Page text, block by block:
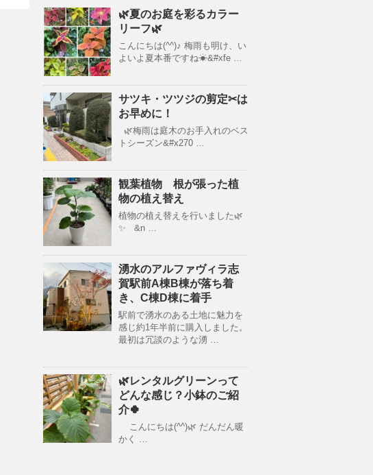
🌿夏のお庭を彩るカラー
リーフ🌿
こんにちは(^^)♪ 梅雨も明け、い
よいよ夏本番ですね☀&#xfe …
サツキ・ツツジの剪定✂は
お早めに！
🌿梅雨は庭木のお手入れのベス
トシーズン&#x270 …
観葉植物 根が張った植
物の植え替え
植物の植え替えを行いました🌿
✨ &n …
湧水のアルファヴィラ志
賀駅前A棟B棟が落ち着
き、C棟D棟に着手
駅前で湧水のある土地に魅力を
感じ約1年半前に購入しました。
最初は冗談のような湧 …
🌿レンタルグリーンって
どんな感じ？小鉢のご紹
介🍀
こんにちは(^^)🌿 だんだん暖
かく …